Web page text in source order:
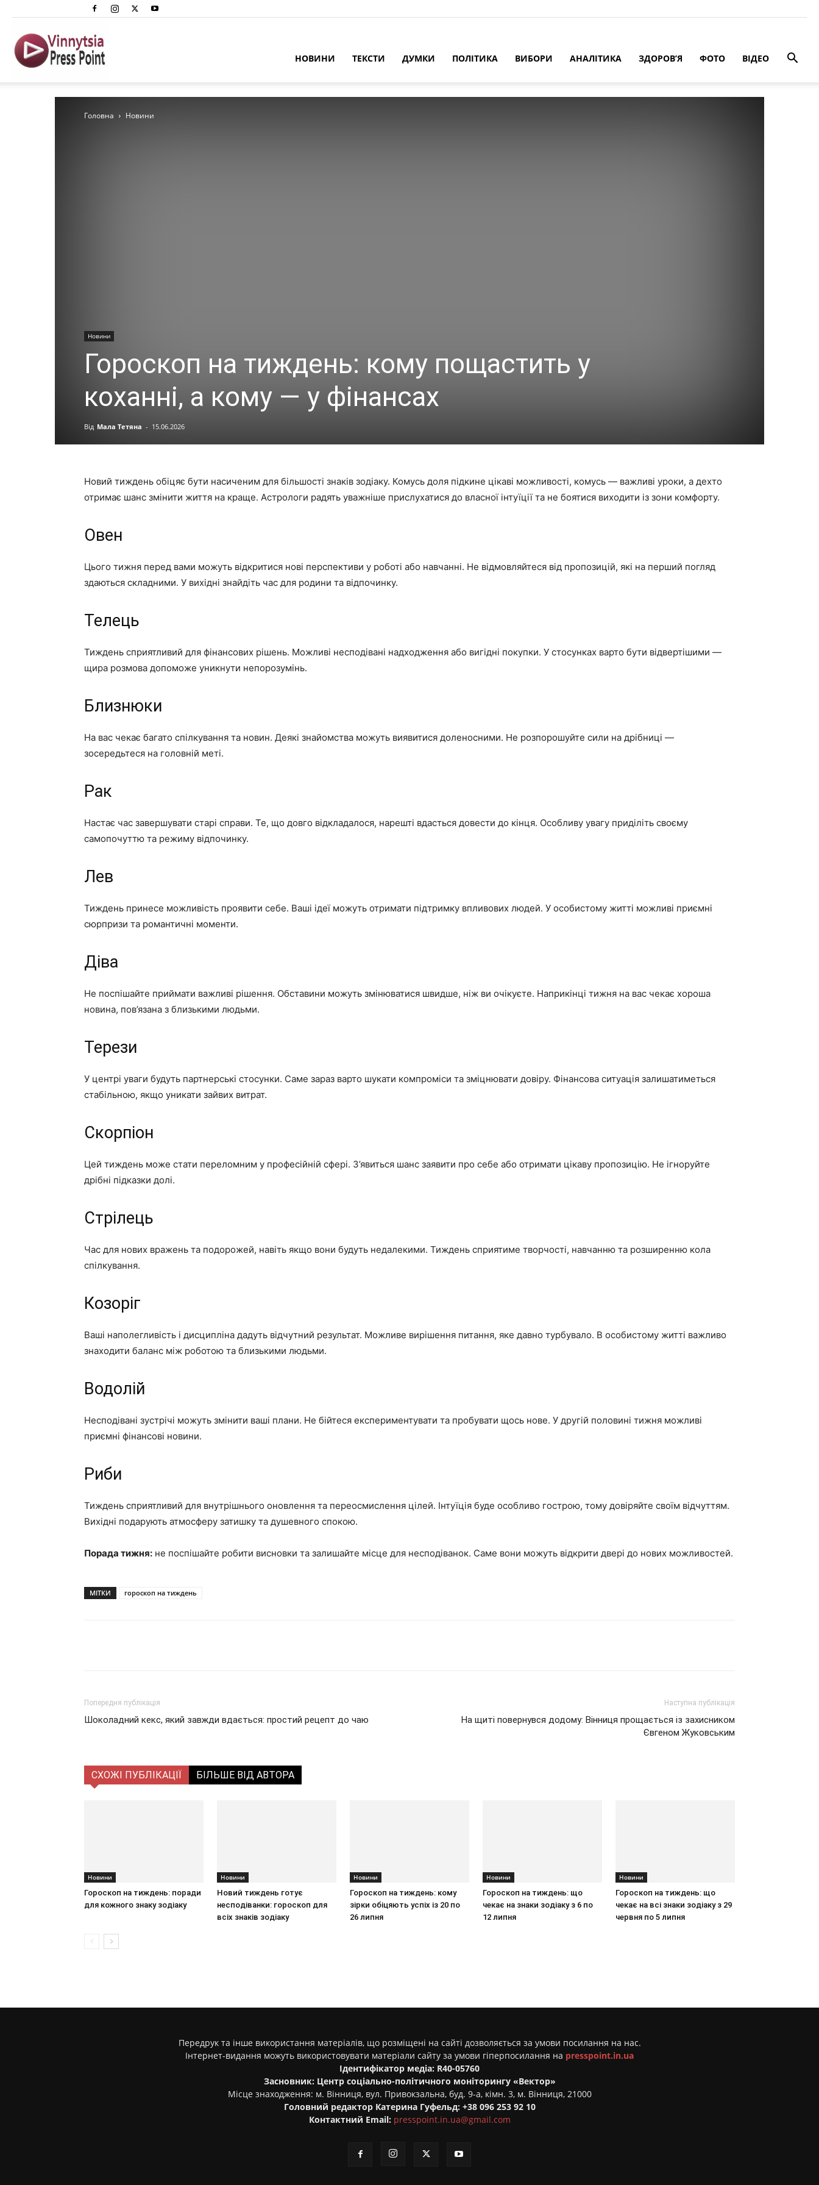
Преспоінт
НОВИНИ ТЕКСТИ ДУМКИ ПОЛІТИКА ВИБОРИ АНАЛІТИКА ЗДОРОВ’Я ФОТО ВІДЕО
Головна Новини
Новини
Гороскоп на тиждень: кому пощастить у
коханні, а кому — у фінансах
Від Мала Тетяна - 15.06.2026
Новий тиждень обіцяє бути насиченим для більшості знаків зодіаку. Комусь доля підкине цікаві можливості, комусь — важливі уроки, а дехто
отримає шанс змінити життя на краще. Астрологи радять уважніше прислухатися до власної інтуїції та не боятися виходити із зони комфорту.
Овен
Цього тижня перед вами можуть відкритися нові перспективи у роботі або навчанні. Не відмовляйтеся від пропозицій, які на перший погляд
здаються складними. У вихідні знайдіть час для родини та відпочинку.
Телець
Тиждень сприятливий для фінансових рішень. Можливі несподівані надходження або вигідні покупки. У стосунках варто бути відвертішими —
щира розмова допоможе уникнути непорозумінь.
Близнюки
На вас чекає багато спілкування та новин. Деякі знайомства можуть виявитися доленосними. Не розпорошуйте сили на дрібниці —
зосередьтеся на головній меті.
Рак
Настає час завершувати старі справи. Те, що довго відкладалося, нарешті вдасться довести до кінця. Особливу увагу приділіть своєму
самопочуттю та режиму відпочинку.
Лев
Тиждень принесе можливість проявити себе. Ваші ідеї можуть отримати підтримку впливових людей. У особистому житті можливі приємні
сюрпризи та романтичні моменти.
Діва
Не поспішайте приймати важливі рішення. Обставини можуть змінюватися швидше, ніж ви очікуєте. Наприкінці тижня на вас чекає хороша
новина, пов’язана з близькими людьми.
Терези
У центрі уваги будуть партнерські стосунки. Саме зараз варто шукати компроміси та зміцнювати довіру. Фінансова ситуація залишатиметься
стабільною, якщо уникати зайвих витрат.
Скорпіон
Цей тиждень може стати переломним у професійній сфері. З’явиться шанс заявити про себе або отримати цікаву пропозицію. Не ігноруйте
дрібні підказки долі.
Стрілець
Час для нових вражень та подорожей, навіть якщо вони будуть недалекими. Тиждень сприятиме творчості, навчанню та розширенню кола
спілкування.
Козоріг
Ваші наполегливість і дисципліна дадуть відчутний результат. Можливе вирішення питання, яке давно турбувало. В особистому житті важливо
знаходити баланс між роботою та близькими людьми.
Водолій
Несподівані зустрічі можуть змінити ваші плани. Не бійтеся експериментувати та пробувати щось нове. У другій половині тижня можливі
приємні фінансові новини.
Риби
Тиждень сприятливий для внутрішнього оновлення та переосмислення цілей. Інтуїція буде особливо гострою, тому довіряйте своїм відчуттям.
Вихідні подарують атмосферу затишку та душевного спокою.
Порада тижня: не поспішайте робити висновки та залишайте місце для несподіванок. Саме вони можуть відкрити двері до нових можливостей.
МІТКИ гороскоп на тиждень
Попередня публікація
Шоколадний кекс, який завжди вдається: простий рецепт до чаю
Наступна публікація
На щиті повернувся додому: Вінниця прощається із захисником
Євгеном Жуковським
СХОЖІ ПУБЛІКАЦІЇ БІЛЬШЕ ВІД АВТОРА
Новини
Гороскоп на тиждень: поради
для кожного знаку зодіаку
Новини
Новий тиждень готує
несподіванки: гороскоп для
всіх знаків зодіаку
Новини
Гороскоп на тиждень: кому
зірки обіцяють успіх із 20 по
26 липня
Новини
Гороскоп на тиждень: що
чекає на знаки зодіаку з 6 по
12 липня
Новини
Гороскоп на тиждень: що
чекає на всі знаки зодіаку з 29
червня по 5 липня
Передрук та інше використання матеріалів, що розміщені на сайті дозволяється за умови посилання на нас.
Інтернет-видання можуть використовувати матеріали сайту за умови гіперпосилання на presspoint.in.ua
Ідентифікатор медіа: R40-05760
Засновник: Центр соціально-політичного моніторингу «Вектор»
Місце знаходження: м. Вінниця, вул. Привокзальна, буд. 9-а, кімн. 3, м. Вінниця, 21000
Головний редактор Катерина Гуфельд: +38 096 253 92 10
Контактний Email: presspoint.in.ua@gmail.com